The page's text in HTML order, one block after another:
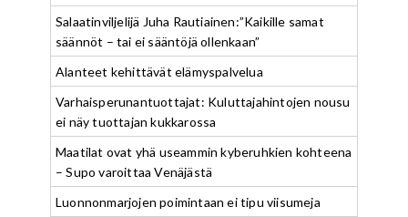
Salaatinviljelijä Juha Rautiainen:”Kaikille samat
säännöt – tai ei sääntöjä ollenkaan”
Alanteet kehittävät elämyspalvelua
Varhaisperunantuottajat: Kuluttajahintojen nousu
ei näy tuottajan kukkarossa
Maatilat ovat yhä useammin kyberuhkien kohteena
– Supo varoittaa Venäjästä
Luonnonmarjojen poimintaan ei tipu viisumeja